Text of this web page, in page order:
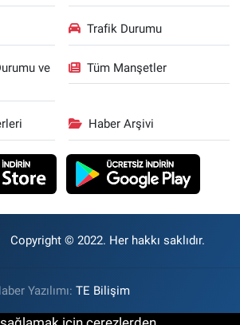
Trafik Durumu
ve
Tüm Manşetler
Haber Arşivi
Copyright © 2022. Her hakkı saklıdır.
Yazılımı: TE Bilişim